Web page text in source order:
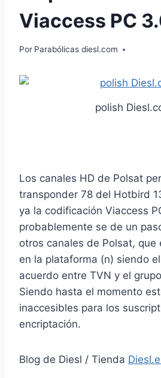
Viaccess PC
Por Parabólicas diesl.com
polish
Los canales HD de Polsat
transponder 78 del Hotbird
ya la codificación Viaccess
probablemente se de un
otros canales de Polsat, que
en la plataforma (n) siendo
acuerdo entre TVN y el
Siendo hasta el momento
inaccesibles para los
encriptación.
Blog de Diesl / Tienda